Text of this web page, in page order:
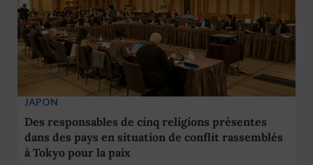
JAPON
Des responsables de cinq religions présentes
dans des pays en situation de conflit rassemblés
à Tokyo pour la paix